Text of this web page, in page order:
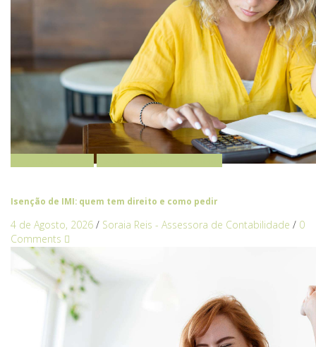
Isenção de IMI: quem tem direito e como pedir
4 de Agosto, 2026 / Soraia Reis - Assessora de Contabilidade / 0
Comments